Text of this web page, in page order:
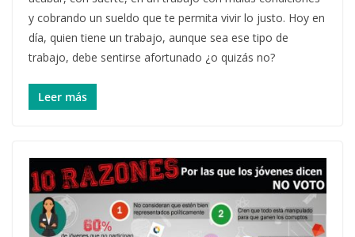
y cobrando un sueldo que te permita vivir lo justo. Hoy en
día, quien tiene un trabajo, aunque sea ese tipo de
trabajo, debe sentirse afortunado ¿o quizás no?
Leer más